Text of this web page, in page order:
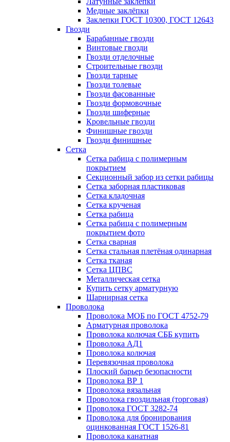
Медные заклёпки
Заклепки ГОСТ 10300, ГОСТ 12643
Гвозди
Барабанные гвозди
Винтовые гвозди
Гвозди отделочные
Строительные гвозди
Гвозди тарные
Гвозди толевые
Гвозди фасованные
Гвозди формовочные
Гвозди шиферные
Кровельные гвозди
Финишные гвозди
Гвозди финишные
Сетка
Сетка рабица с полимерным
покрытием
Секционный забор из сетки рабицы
Сетка заборная пластиковая
Сетка кладочная
Сетка крученая
Сетка рабица
Сетка рабица с полимерным
покрытием фото
Сетка сварная
Сетка стальная плетёная одинарная
Сетка тканая
Сетка ЦПВС
Металлическая сетка
Купить сетку арматурную
Шарнирная сетка
Проволока
Проволока МОБ по ГОСТ 4752-79
Арматурная проволока
Проволока колючая СББ купить
Проволока АД1
Проволока колючая
Перевязочная проволока
Плоский барьер безопасности
Проволока ВР 1
Проволока вязальная
Проволока гвоздильная (торговая)
Проволока ГОСТ 3282-74
Проволока для бронирования
оцинкованная ГОСТ 1526-81
Проволока канатная